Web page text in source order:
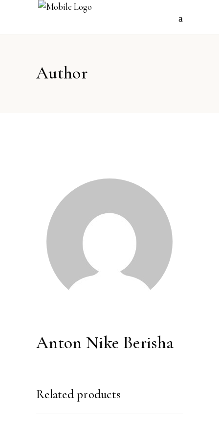
Author
Anton Nike Berisha
Related products